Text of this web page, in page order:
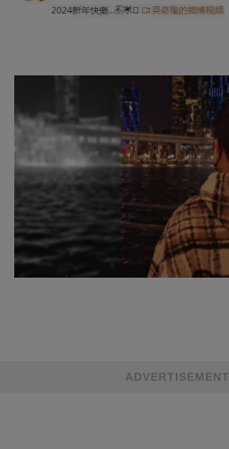
ADVERTISEMENT